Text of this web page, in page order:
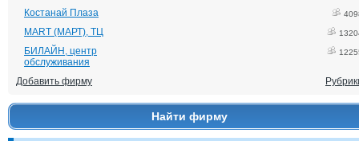
Костанай Плаза
MART (МАРТ), ТЦ
БИЛАЙН, центр
обслуживания
Добавить фирму
Найти фирму